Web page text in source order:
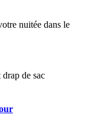
nuitée dans le
de sac